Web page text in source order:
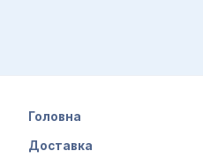
Головна
Доставка